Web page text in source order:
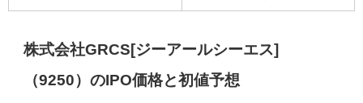
株式会社GRCS[ジーアールシーエス]
（9250）のIPO価格と初値予想